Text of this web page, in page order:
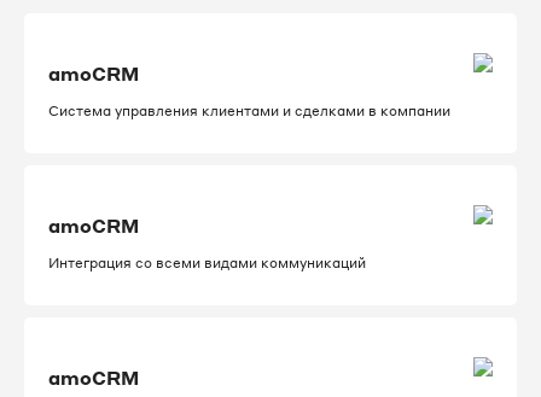
amoCRM
Система управления клиентами и сделками в компании
amoCRM
Интеграция со всеми видами коммуникаций
amoCRM